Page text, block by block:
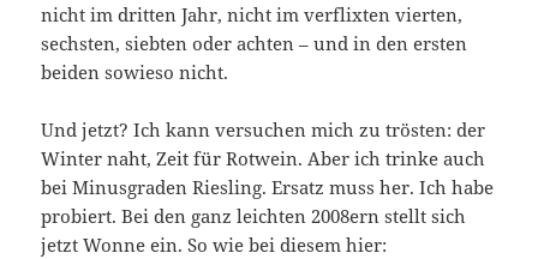
nicht im dritten Jahr, nicht im verflixten vierten,
sechsten, siebten oder achten – und in den ersten
beiden sowieso nicht.
Und jetzt? Ich kann versuchen mich zu trösten: der
Winter naht, Zeit für Rotwein. Aber ich trinke auch
bei Minusgraden Riesling. Ersatz muss her. Ich habe
probiert. Bei den ganz leichten 2008ern stellt sich
jetzt Wonne ein. So wie bei diesem hier: